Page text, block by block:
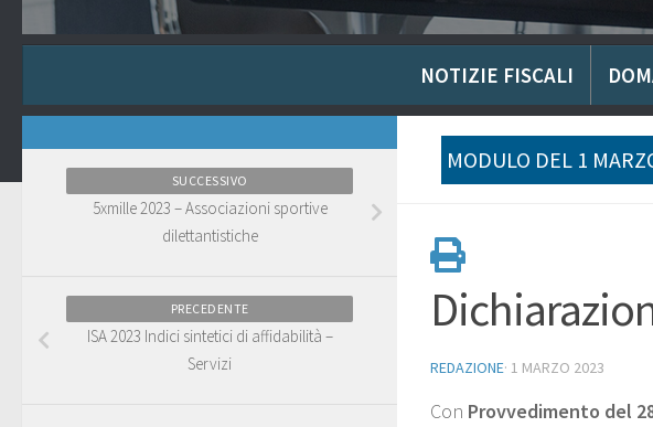
NOTIZIE FISCALI
MODULO DEL 1
REDAZIONE· 1 MARZO 2023
Con Provvedimento del
SUCCESSIVO
5xmille 2023 – Associazioni sportive
dilettantistiche
PRECEDENTE
ISA 2023 Indici sintetici di affidabilità –
Servizi